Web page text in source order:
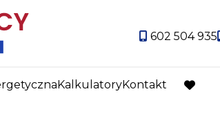
602 504 935
KalkulatoryKontakt
favorite